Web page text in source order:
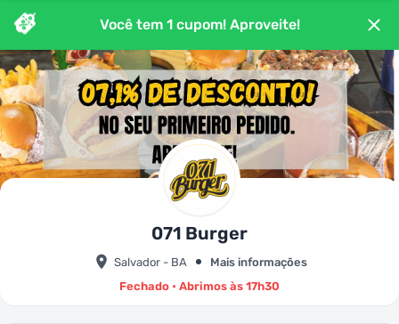
Você tem 1 cupom! Aproveite!
071 Burger
Salvador - BA
Mais informações
Fechado • Abrimos às 17h30